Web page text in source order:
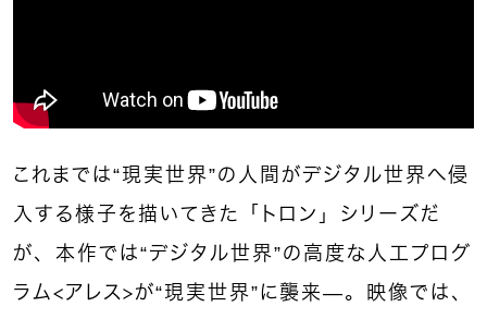
これまでは“現実世界”の人間がデジタル世界へ侵
入する様子を描いてきた「トロン」シリーズだ
が、本作では“デジタル世界”の高度な人工プログ
ラム＜アレス＞が“現実世界”に襲来—。映像では、